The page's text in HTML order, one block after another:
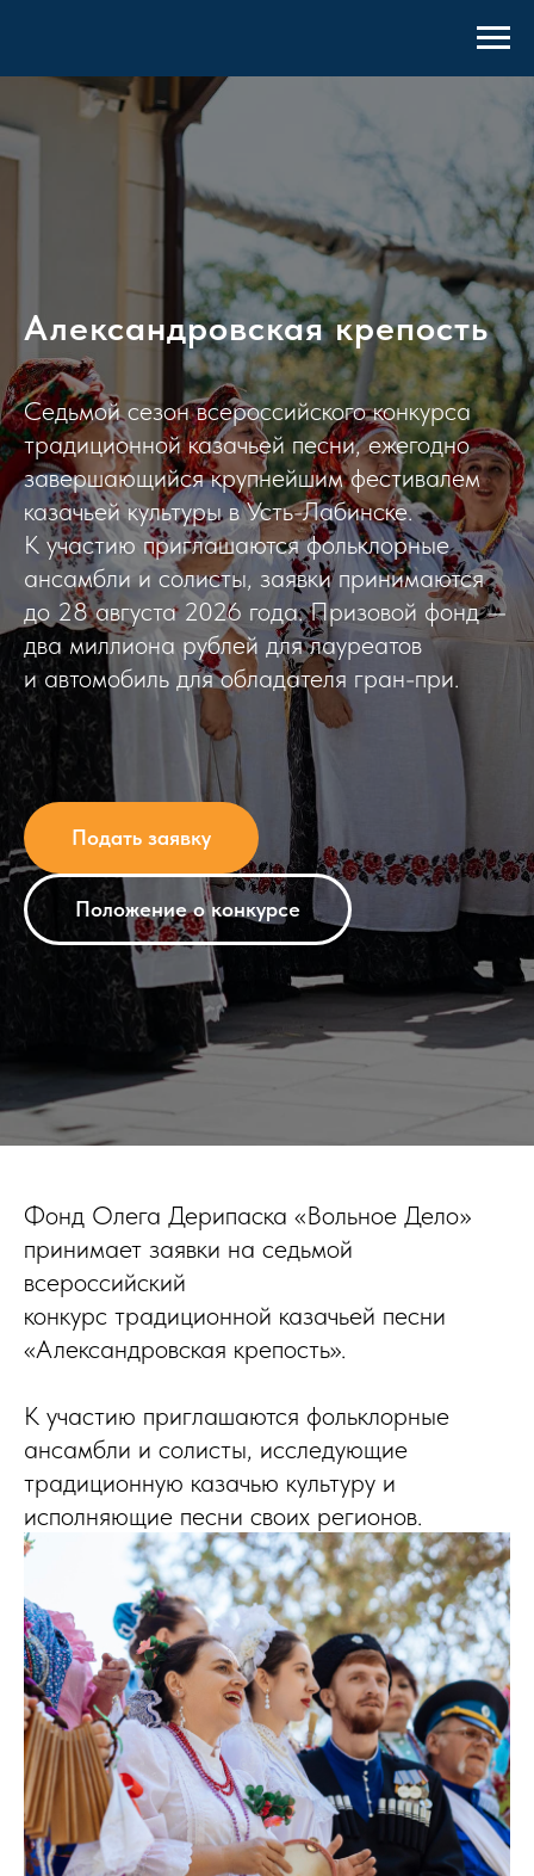
Александровская крепость
Седьмой сезон всероссийского конкурса
традиционной казачьей песни, ежегодно
завершающийся крупнейшим фестивалем
казачьей культуры в Усть-Лабинске.
К участию приглашаются фольклорные
ансамбли и солисты, заявки принимаются
до 28 августа 2026 года. Призовой фонд —
два миллиона рублей для лауреатов
и автомобиль для обладателя гран-при.
Подать заявку
Положение о конкурсе
Фонд Олега Дерипаска «Вольное Дело»
принимает заявки на седьмой
всероссийский
конкурс традиционной казачьей песни
«Александровская крепость».
К участию приглашаются фольклорные
ансамбли и солисты, исследующие
традиционную казачью культуру и
исполняющие песни своих регионов.